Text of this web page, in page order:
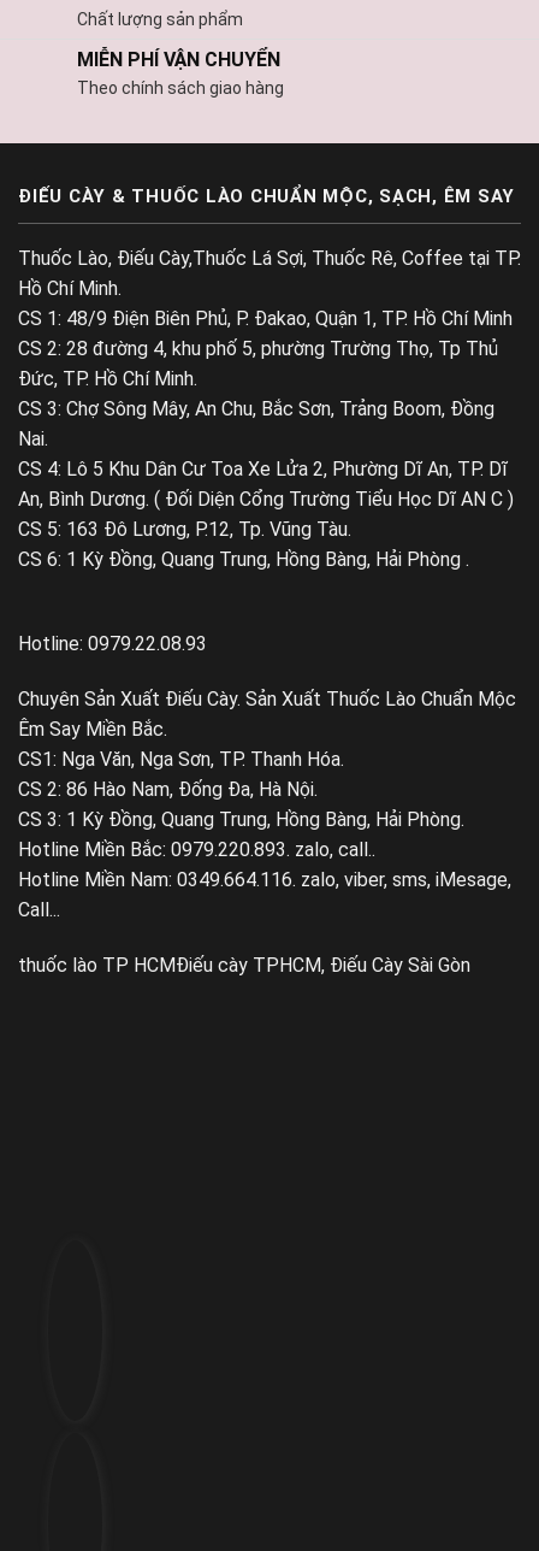
Chất lượng sản phẩm
MIỄN PHÍ VẬN CHUYỂN
Theo chính sách giao hàng
ĐIẾU CÀY & THUỐC LÀO CHUẨN MỘC, SẠCH, ÊM SAY
Thuốc Lào, Điếu Cày,Thuốc Lá Sợi, Thuốc Rê, Coffee tại TP.
Hồ Chí Minh.
CS 1: 48/9 Điện Biên Phủ, P. Đakao, Quận 1, TP. Hồ Chí Minh
CS 2: 28 đường 4, khu phố 5, phường Trường Thọ, Tp Thủ
Đức, TP. Hồ Chí Minh.
CS 3: Chợ Sông Mây, An Chu, Bắc Sơn, Trảng Boom, Đồng
Nai.
CS 4: Lô 5 Khu Dân Cư Toa Xe Lửa 2, Phường Dĩ An, TP. Dĩ
An, Bình Dương. ( Đối Diện Cổng Trường Tiểu Học Dĩ AN C )
CS 5: 163 Đô Lương, P.12, Tp. Vũng Tàu.
CS 6: 1 Kỳ Đồng, Quang Trung, Hồng Bàng, Hải Phòng .
Hotline: 0979.22.08.93
Chuyên Sản Xuất Điếu Cày. Sản Xuất Thuốc Lào Chuẩn Mộc
Êm Say Miền Bắc.
CS1: Nga Văn, Nga Sơn, TP. Thanh Hóa.
CS 2: 86 Hào Nam, Đống Đa, Hà Nội.
CS 3: 1 Kỳ Đồng, Quang Trung, Hồng Bàng, Hải Phòng.
Hotline Miền Bắc: 0979.220.893. zalo, call..
Hotline Miền Nam: 0349.664.116. zalo, viber, sms, iMesage,
Call...
thuốc lào TP HCMĐiếu cày TPHCM, Điếu Cày Sài Gòn